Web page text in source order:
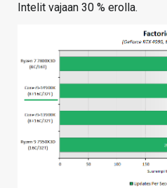
Intelit vajaan 30 % erolla.